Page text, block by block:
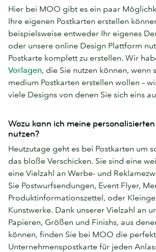
Hier bei MOO gibt es ein paar
Ihre eigenen Postkarten erstellen
beispielsweise entweder Ihr eigenes
oder unsere online Design Plattform
Postkarte komplett zu erstellen. Wir
Vorlagen, die Sie nutzen können, wenn
medium Postkarten erstellen wollen –
viele Designs von denen Sie sich eins
Wozu kann ich meine
nutzen?
Heutzutage geht es bei Postkarten um
das bloße Verschicken. Sie sind eine
eine Vielzahl an Werbe- und
Sie Postwurfsendungen, Event Flyer,
Produktinformationszettel, oder
Kunstwerke. Dank unserer Vielzahl an
Papieren, Größen und Finishs, aus
können, finden Sie bei MOO die
Unternehmenspostkarte für jeden